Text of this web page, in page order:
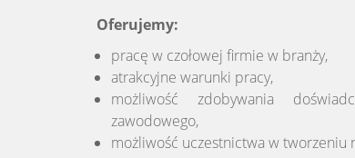
Oferujemy:
pracę w czołowej firmie w branży,
atrakcyjne warunki pracy,
możliwość zdobywania
zawodowego,
możliwość uczestnictwa w tworzeniu